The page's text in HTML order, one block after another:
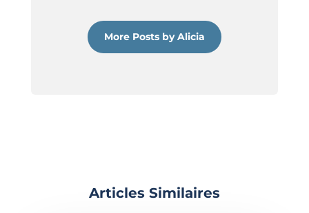
More Posts by Alicia
Articles Similaires